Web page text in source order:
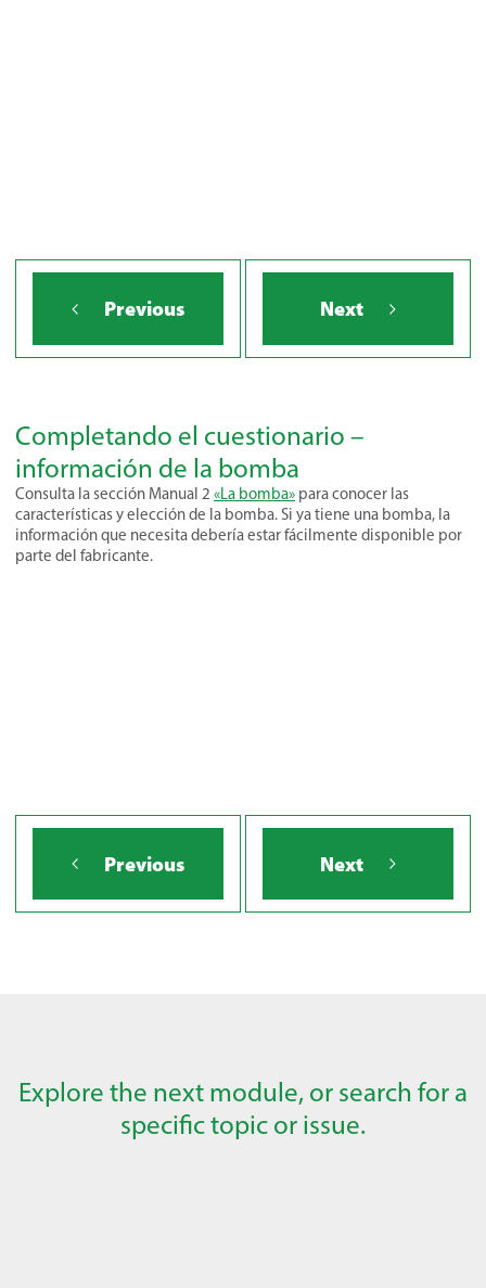
Previous Next
Completando el cuestionario –
información de la bomba
Consulta la sección Manual 2 «La bomba» para conocer las
características y elección de la bomba. Si ya tiene una bomba, la
información que necesita debería estar fácilmente disponible por
parte del fabricante.
Previous Next
Explore the next module, or search for a
specific topic or issue.